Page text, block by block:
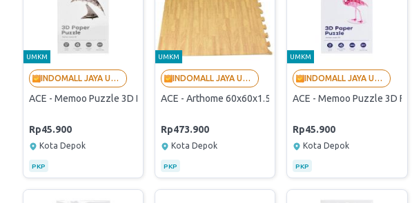
UMKM
INDOMALL JAYA UTAMA - LANGGANAN BUMN
ACE - Memoo Puzzle 3D Dolphins (Originally Verified Store By PaDi UMKM)
Rp45.900
Kota Depok
PKP
UMKM
INDOMALL JAYA UTAMA - LANGGANAN BUMN
ACE - Arthome 60x60x1.5 Cm Set 4 Pcs Karpet Puzzle
Rp473.900
Kota Depok
PKP
UMKM
INDOMALL JAYA UTAMA - LANGGANAN BUMN
ACE - Memoo Puzzle 3D
Rp45.900
Kota Depok
PKP